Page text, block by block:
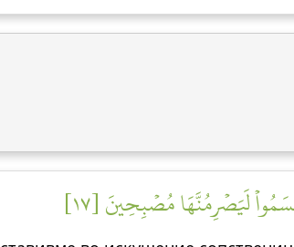
لَيَصۡرِمُنَّهَا مُصۡبِحِينَ [١٧]